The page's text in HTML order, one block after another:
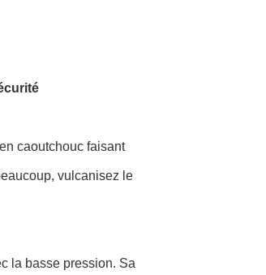
caoutchouc faisant
vulcanisez le
la basse pression. Sa